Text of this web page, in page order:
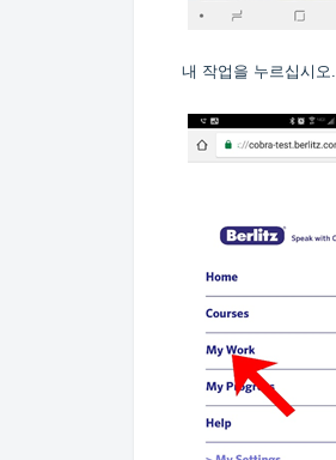
내 작업을 누르십시오.